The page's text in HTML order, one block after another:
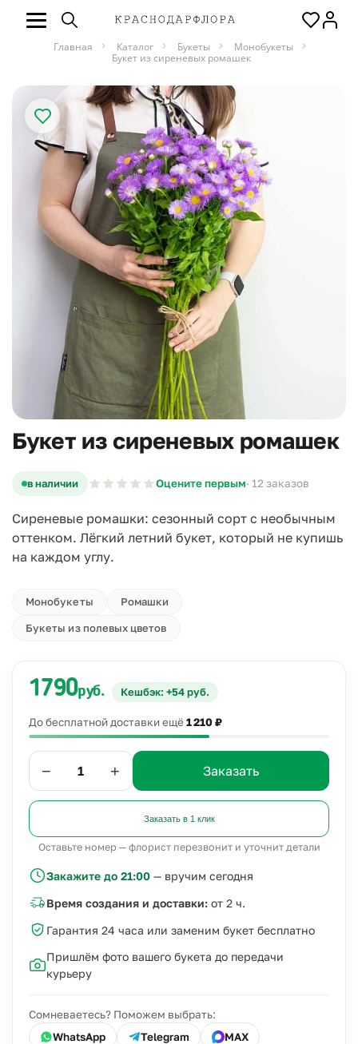
Главная Каталог Букеты
Монобукеты
Букет из сиреневых ромашек
Букет из сиреневых ромашек
в наличии Оцените первым· 12 заказов
Сиреневые ромашки: сезонный сорт с необычным
оттенком. Лёгкий летний букет, который не купишь
на каждом углу.
Монобукеты Ромашки
Букеты из полевых цветов
1790руб. Кешбэк: +54 руб.
До бесплатной доставки ещё1 210 ₽
− + Заказать
Заказать в 1 клик
Оставьте номер — флорист перезвонит и уточнит детали
Закажите до 21:00 — вручим сегодня
Время создания и доставки: от 2 ч.
Гарантия 24 часа или заменим букет бесплатно
Пришлём фото вашего букета до передачи
курьеру
Сомневаетесь? Поможем выбрать:
WhatsApp
Telegram MAX